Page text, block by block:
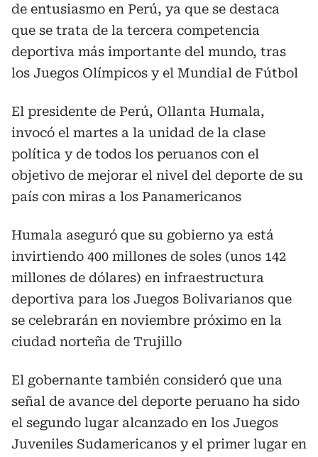
de entusiasmo en Perú, ya que se destaca
que se trata de la tercera competencia
deportiva más importante del mundo, tras
los Juegos Olímpicos y el Mundial de Fútbol
El presidente de Perú, Ollanta Humala,
invocó el martes a la unidad de la clase
política y de todos los peruanos con el
objetivo de mejorar el nivel del deporte de su
país con miras a los Panamericanos
Humala aseguró que su gobierno ya está
invirtiendo 400 millones de soles (unos 142
millones de dólares) en infraestructura
deportiva para los Juegos Bolivarianos que
se celebrarán en noviembre próximo en la
ciudad norteña de Trujillo
El gobernante también consideró que una
señal de avance del deporte peruano ha sido
el segundo lugar alcanzado en los Juegos
Juveniles Sudamericanos y el primer lugar en